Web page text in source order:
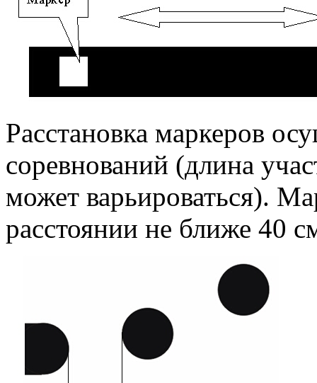
Расстановка маркеров
соревнований (длина
может варьироваться).
расстоянии не ближе 40